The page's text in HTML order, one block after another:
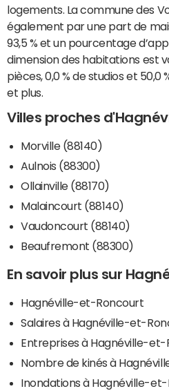
logements. La commune des
également par une part de
93,5 % et un pourcentage
dimension des habitations est
pièces, 0,0 % de studios et 50,0
et plus.
Villes proches
Morville (88140)
Aulnois (88300)
Ollainville (88170)
Malaincourt (88140)
Vaudoncourt (88140)
Beaufremont (88300)
En savoir plus sur
Hagnéville-et-Roncourt
Salaires à Hagnéville-et-
Entreprises à Hagnéville-et-
Nombre de kinés à
Inondations à Hagnéville-